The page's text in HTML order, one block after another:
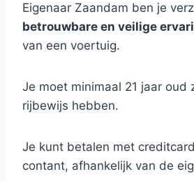
Eigenaar Zaandam ben je
betrouwbare en veilige
van een voertuig.
Je moet minimaal 21 jaar oud
rijbewijs hebben.
Je kunt betalen met
contant, afhankelijk van de